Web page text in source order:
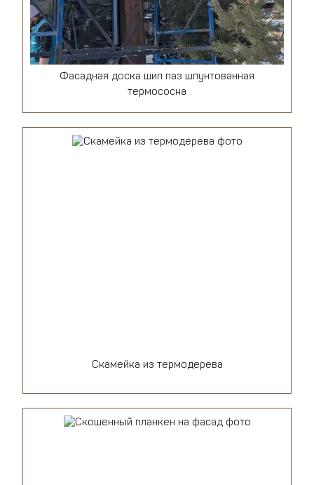
Фасадная доска шип паз шпунтованная
термососна
Скамейка из термодерева